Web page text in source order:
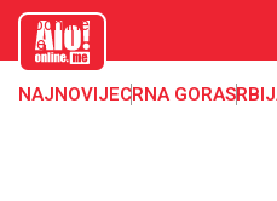
aloonline.
me
NAJNOVIJECRNA GORA